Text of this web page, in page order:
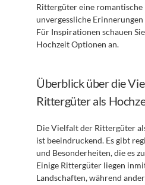
Rittergüter eine
unvergessliche
Für Inspirationen schauen
Hochzeit Optionen an.
Überblick über die
Rittergüter als
Die Vielfalt der Rittergüter
ist beeindruckend. Es gibt
und Besonderheiten, die es
Einige Rittergüter liegen
Landschaften, während